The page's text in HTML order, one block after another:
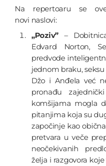
Na repertoaru se
novi naslovi:
„Poziv” –
Edvard Norton,
predvode
jednom braku,
Džo i Anđela već
pronađu
komšijama mogla
pitanjima koja su
započinje kao
pretvara u veče
neočekivanih
želja i razgovora